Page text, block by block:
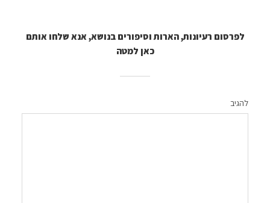
לפרסום רעיונות, הארות וסיפורים בנושא, אנא שלחו אותם
כאן למטה
להגיב